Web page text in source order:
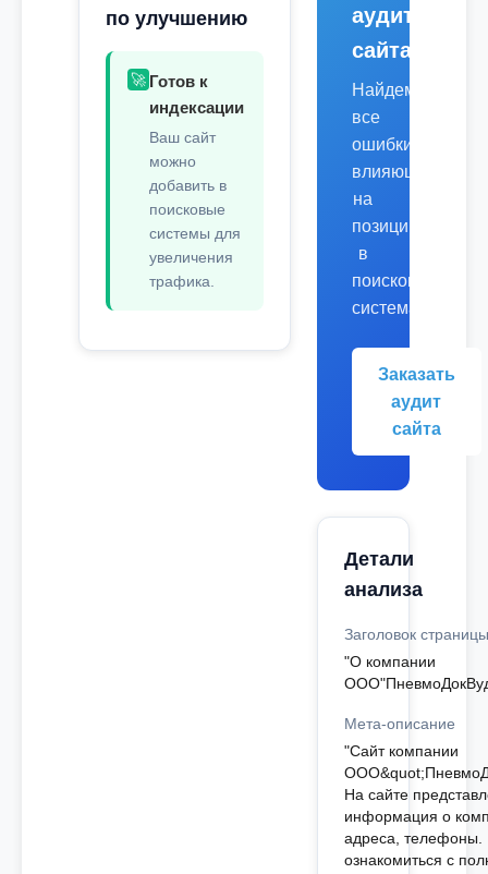
по улучшению
🚀 Готов к
индексации
Ваш сайт
можно
добавить в
поисковые
системы для
увеличения
трафика.
аудит
сайта
Найдем
все
ошибки,
влияющие
на
позиции
в
поисковых
системах.
Заказать
аудит
сайта
Детали
анализа
Заголовок страницы
"О компании
Мета-описание
"Сайт компании
На сайте
информация о
адреса,
ознакомиться с